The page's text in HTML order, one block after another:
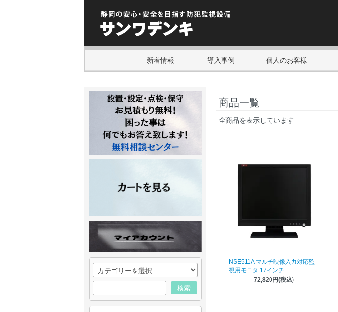
新着情報 導入事例 個人のお客様
商品一覧
全商品を表示しています
NSE511A マルチ映像入力対応監
視用モニタ 17インチ
72,820円(税込)
検索